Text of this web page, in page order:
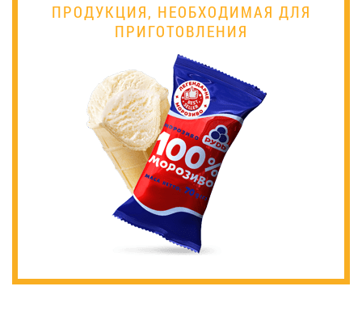
ПРОДУКЦИЯ, НЕОБХОДИМАЯ ДЛЯ
ПРИГОТОВЛЕНИЯ